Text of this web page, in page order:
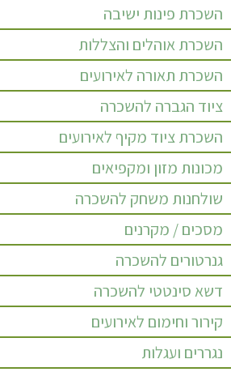
השכרת פינות ישיבה
השכרת אוהלים והצללות
השכרת תאורה לאירועים
ציוד הגברה להשכרה
השכרת ציוד מקיף לאירועים
מכונות מזון ומקפיאים
שולחנות משחק להשכרה
מסכים / מקרנים
גנרטורים להשכרה
דשא סינטטי להשכרה
קירור וחימום לאירועים
נגררים ועגלות